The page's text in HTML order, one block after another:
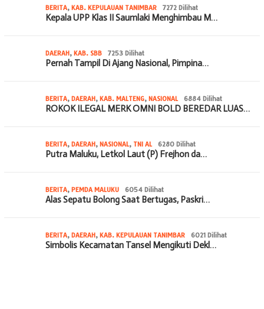
BERITA, KAB. KEPULAUAN TANIMBAR 7272 Dilihat
Kepala UPP Klas II Saumlaki Menghimbau M…
DAERAH, KAB. SBB 7253 Dilihat
Pernah Tampil Di Ajang Nasional, Pimpina…
BERITA, DAERAH, KAB. MALTENG, NASIONAL 6884 Dilihat
ROKOK ILEGAL MERK OMNI BOLD BEREDAR LUAS…
BERITA, DAERAH, NASIONAL, TNI AL 6280 Dilihat
Putra Maluku, Letkol Laut (P) Frejhon da…
BERITA, PEMDA MALUKU 6054 Dilihat
Alas Sepatu Bolong Saat Bertugas, Paskri…
BERITA, DAERAH, KAB. KEPULAUAN TANIMBAR 6021 Dilihat
Simbolis Kecamatan Tansel Mengikuti Dekl…